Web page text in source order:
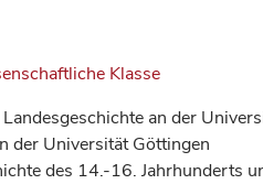
Klasse
an der
der Universität Göttingen
des 14.-16. Jahrhunderts